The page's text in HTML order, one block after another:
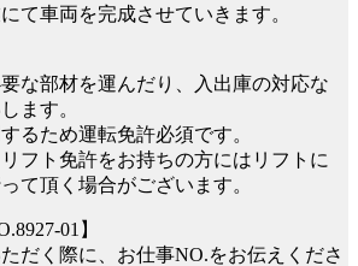
て車両を完成させていきます。
な部材を運んだり、入出庫の対応な
ます。
るため運転免許必須です。
フト免許をお持ちの方にはリフトに
て頂く場合がございます。
01】
だく際に、お仕事NO.をお伝えくださ